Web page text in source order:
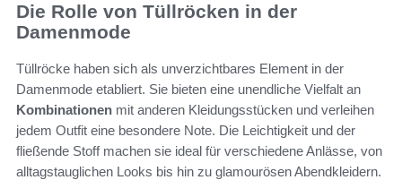
Die Rolle von Tüllröcken in der
Damenmode
Tüllröcke haben sich als unverzichtbares Element in der
Damenmode etabliert. Sie bieten eine unendliche Vielfalt an
Kombinationen mit anderen Kleidungsstücken und verleihen
jedem Outfit eine besondere Note. Die Leichtigkeit und der
fließende Stoff machen sie ideal für verschiedene Anlässe, von
alltagstauglichen Looks bis hin zu glamourösen Abendkleidern.